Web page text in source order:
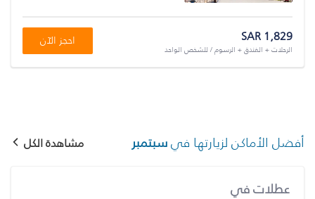
SAR 1,829
الرحلات + الفندق + الرسوم / للشخص الواحد
احجز الآن
أفضل الأماكن لزيارتها فيسبتمبر مشاهدة الكل
عطلات في